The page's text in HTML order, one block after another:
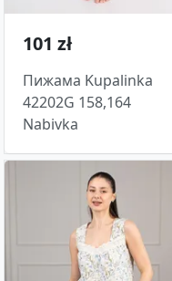
101 zł
Пижама Kupalinka
42202G 158,164
Nabivka